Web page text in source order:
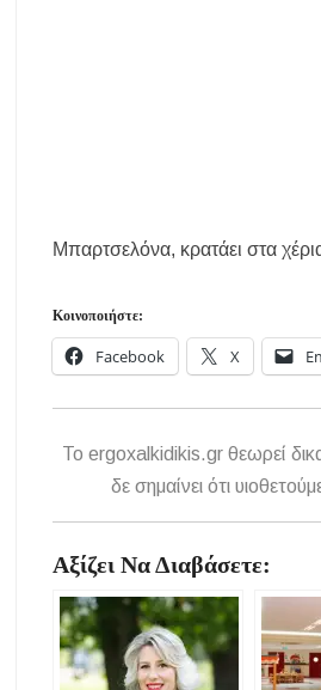
Η ΘΕΙΑ ΜΕΤΑΜΟΡΦΩΣΙΣ ΤΟΥ
Δήμος Κασσάνδρας: Εντός
Ιερά Πανήγυρις: Κοιμήσεως
ΥΓΙΑΙΝΕΙΝ: Δωρεάν προληπτικές
Μπαρτσελόνα, κρατάει στα
Κοινοποιήστε:
Facebook X
To ergoxalkidikis.gr θεωρεί
δε σημαίνει ότι
Αξίζει Να Διαβάσετε: